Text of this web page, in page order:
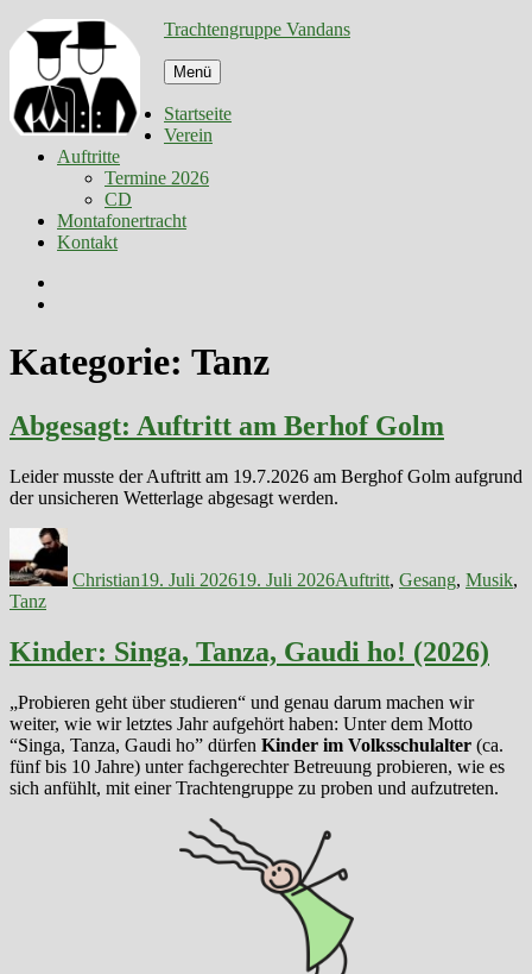
Zum
Inhalt
springen
Trachtengruppe Vandans
Menü
Startseite
Verein
Auftritte
Termine 2026
CD
Montafonertracht
Kontakt
Kategorie: Tanz
Abgesagt: Auftritt am Berhof Golm
Leider musste der Auftritt am 19.7.2026 am Berghof Golm aufgrund
der unsicheren Wetterlage abgesagt werden.
Christian19. Juli 202619. Juli 2026Auftritt, Gesang, Musik,
Tanz
Kinder: Singa, Tanza, Gaudi ho! (2026)
„Probieren geht über studieren“ und genau darum machen wir
weiter, wie wir letztes Jahr aufgehört haben: Unter dem Motto
“Singa, Tanza, Gaudi ho” dürfen Kinder im Volksschulalter (ca.
fünf bis 10 Jahre) unter fachgerechter Betreuung probieren, wie es
sich anfühlt, mit einer Trachtengruppe zu proben und aufzutreten.